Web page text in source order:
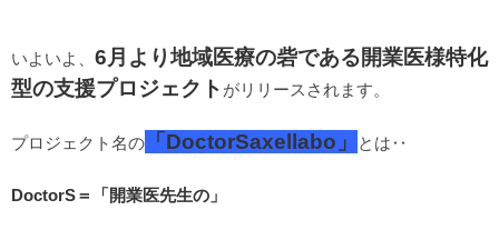
いよいよ、 6月より地域医療の砦である開業医様特化
型の支援プロジェクト がリリースされます。
プロジェクト名の 「DoctorSaxellabo」 とは‥
DoctorS＝「開業医先生の」